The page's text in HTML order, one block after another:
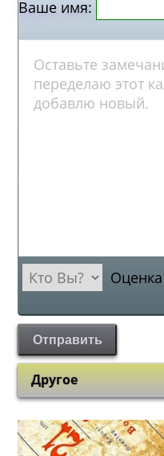
Ваше имя:
Оценка
Отправить
Другое